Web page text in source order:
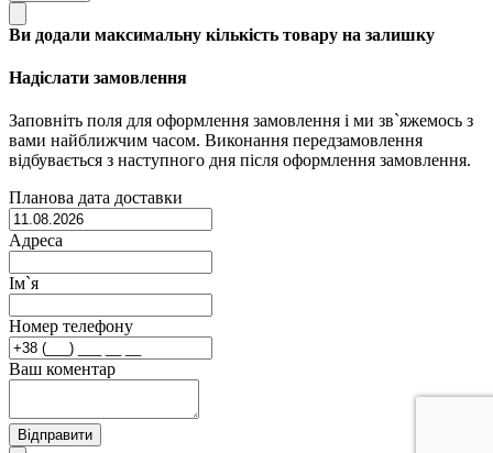
Ви додали максимальну кількість товару на залишку
Надіслати замовлення
Заповніть поля для оформлення замовлення і ми зв`яжемось з
вами найближчим часом. Виконання передзамовлення
відбувається з наступного дня після оформлення замовлення.
Планова дата доставки
Адреса
Ім`я
Номер телефону
Ваш коментар
Відправити